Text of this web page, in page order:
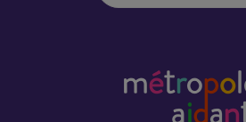
Information / Orientation
MDM principale Saint-
Genis-Laval
Information / Orientation